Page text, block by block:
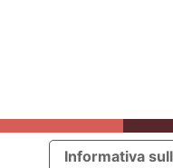
Informativa